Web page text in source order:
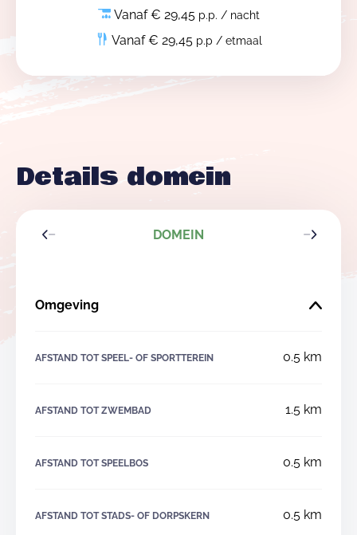
Vanaf € 29,45 p.p. / nacht
Vanaf € 29,45 p.p / etmaal
Details domein
DOMEIN
Omgeving
AFSTAND TOT SPEEL- OF SPORTTEREIN 0.5 km
AFSTAND TOT ZWEMBAD 1.5 km
AFSTAND TOT SPEELBOS 0.5 km
AFSTAND TOT STADS- OF DORPSKERN 0.5 km